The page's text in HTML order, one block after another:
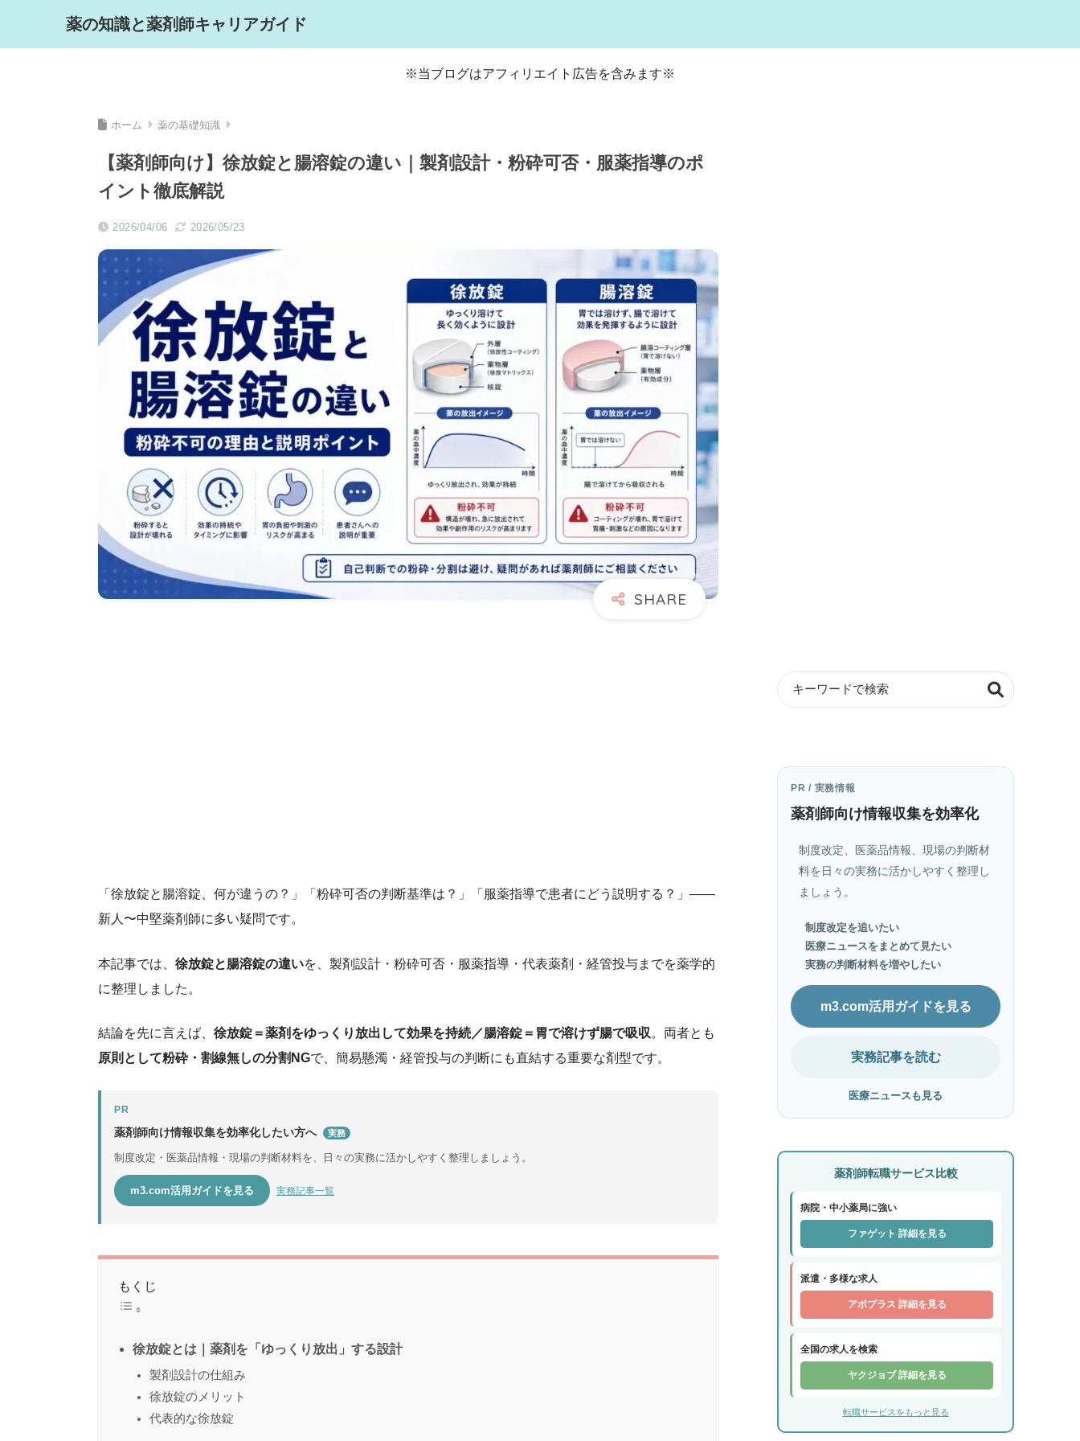
薬の知識と薬剤師キャリアガイド
※当ブログはアフィリエイト広告を含みます※
ホーム 薬の基礎知識
【薬剤師向け】徐放錠と腸溶錠の違い｜製剤設計・粉砕可否・服薬指導のポ
イント徹底解説
2026/04/06 2026/05/23
「徐放錠と腸溶錠、何が違うの？」「粉砕可否の判断基準は？」「服薬指導で患者にどう説明する？」――
新人〜中堅薬剤師に多い疑問です。
本記事では、 徐放錠と腸溶錠の違いを、製剤設計・粉砕可否・服薬指導・代表薬剤・経管投与までを薬学的
に整理しました。
結論を先に言えば、 徐放錠＝薬剤をゆっくり放出して効果を持続／腸溶錠＝胃で溶けず腸で吸収 。両者とも
原則として粉砕・割線無しの分割NGで、簡易懸濁・経管投与の判断にも直結する重要な剤型です。
PR
薬剤師向け情報収集を効率化したい方へ 実務
制度改定・医薬品情報・現場の判断材料を、日々の実務に活かしやすく整理しましょう。
m3.com活用ガイドを見る 実務記事一覧
もくじ
徐放錠とは｜薬剤を「ゆっくり放出」する設計
製剤設計の仕組み
徐放錠のメリット
代表的な徐放錠
PR / 実務情報
薬剤師向け情報収集を効率化
制度改定、医薬品情報、現場の判断材
料を日々の実務に活かしやすく整理し
ましょう。
制度改定を追いたい
医療ニュースをまとめて見たい
実務の判断材料を増やしたい
m3.com活用ガイドを見る
実務記事を読む
医療ニュースも見る
薬剤師転職サービス比較
病院・中小薬局に強い
ファゲット 詳細を見る
派遣・多様な求人
アポプラス 詳細を見る
全国の求人を検索
ヤクジョブ 詳細を見る
転職サービスをもっと見る